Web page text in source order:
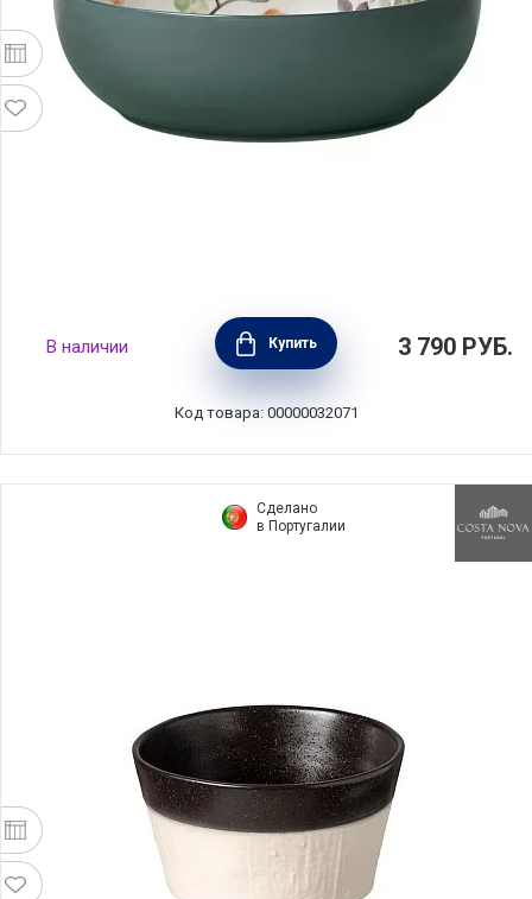
Салатник большой Arcadia 25 см, каменная
керамика, Maxwell & Williams, Австралия,
MW696-DR0522
В наличии Купить 3 790 РУБ.
Код товара: 00000032071
Сделано
в Португалии